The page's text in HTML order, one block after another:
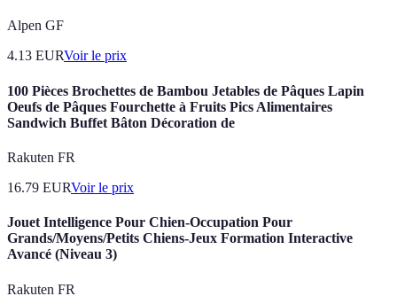
Alpen GF
4.13 EURVoir le prix
100 Pièces Brochettes de Bambou Jetables de Pâques Lapin
Oeufs de Pâques Fourchette à Fruits Pics Alimentaires
Sandwich Buffet Bâton Décoration de
Rakuten FR
16.79 EURVoir le prix
Jouet Intelligence Pour Chien-Occupation Pour
Grands/Moyens/Petits Chiens-Jeux Formation Interactive
Avancé (Niveau 3)
Rakuten FR